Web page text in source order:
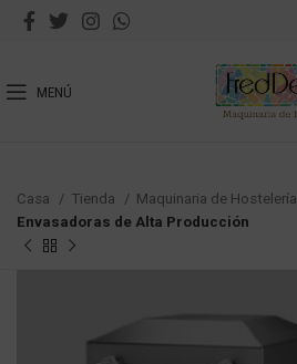
MENÚ
Casa Tienda Maquinaria de Hostelería
Envasadoras de Alta Producción